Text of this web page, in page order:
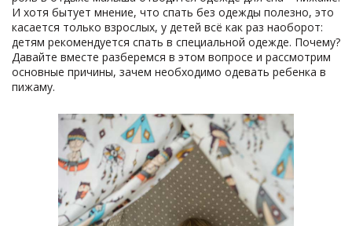
И хотя бытует мнение, что спать без одежды полезно, это
касается только взрослых, у детей всё как раз наоборот:
детям рекомендуется спать в специальной одежде. Почему?
Давайте вместе разберемся в этом вопросе и рассмотрим
основные причины, зачем необходимо одевать ребенка в
пижаму.